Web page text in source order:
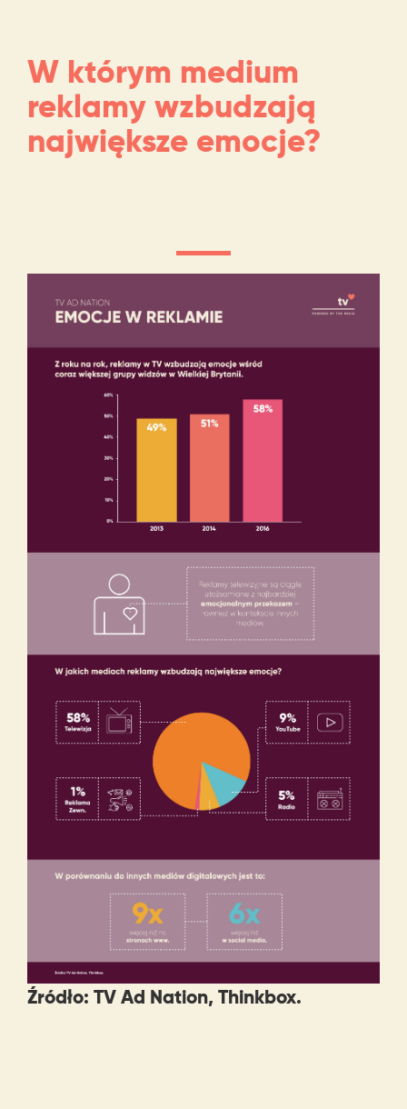
W którym medium
reklamy wzbudzają
największe emocje?
Źródło: TV Ad Nation, Thinkbox.